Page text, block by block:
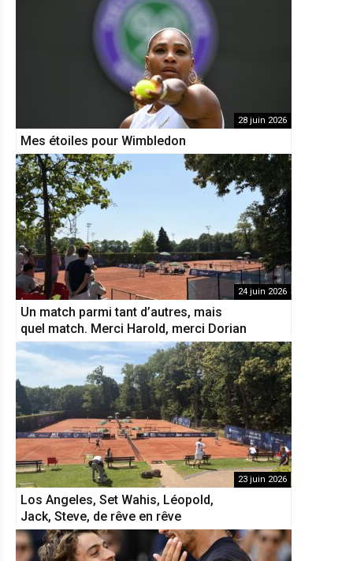
28 juin 2026
Mes étoiles pour Wimbledon
24 juin 2026
Un match parmi tant d’autres, mais
quel match. Merci Harold, merci Dorian
23 juin 2026
Los Angeles, Set Wahis, Léopold,
Jack, Steve, de rêve en rêve